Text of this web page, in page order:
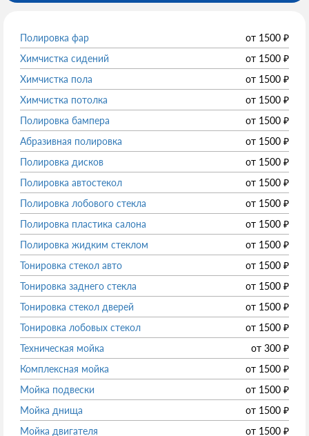
Полировка фар от 1500 ₽
Химчистка сидений
от 1500 ₽
Химчистка пола
от 1500 ₽
Химчистка потолка
от 1500 ₽
Полировка бампера
от 1500 ₽
Абразивная полировка
от 1500 ₽
Полировка дисков
от 1500 ₽
Полировка автостекол
от 1500 ₽
Полировка лобового стекла
от 1500 ₽
Полировка пластика салона
от 1500 ₽
Полировка жидким стеклом
от 1500 ₽
Тонировка стекол авто
от 1500 ₽
Тонировка заднего стекла
от 1500 ₽
Тонировка стекол дверей
от 1500 ₽
Тонировка лобовых стекол
от 1500 ₽
Техническая мойка
от 300 ₽
Комплексная мойка
от 1500 ₽
Мойка подвески
от 1500 ₽
Мойка днища
от 1500 ₽
Мойка двигателя
от 1500 ₽